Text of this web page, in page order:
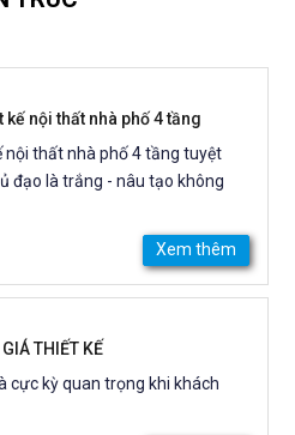
kế nội thất nhà phố 4 tầng
nội thất nhà phố 4 tầng tuyệt
đạo là trắng - nâu tạo không
Xem thêm
GIÁ THIẾT KẾ
cực kỳ quan trọng khi khách